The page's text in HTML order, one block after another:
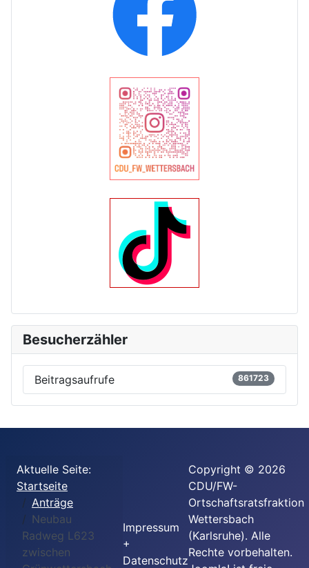
Besucherzähler
Beitragsaufrufe 861723
Aktuelle Seite:
Startseite
Anträge
Neubau
Radweg L623
zwischen
Impressum
+
Datenschutz
Copyright © 2026
CDU/FW-
Ortschaftsratsfraktion
Wettersbach
(Karlsruhe). Alle
Rechte vorbehalten.